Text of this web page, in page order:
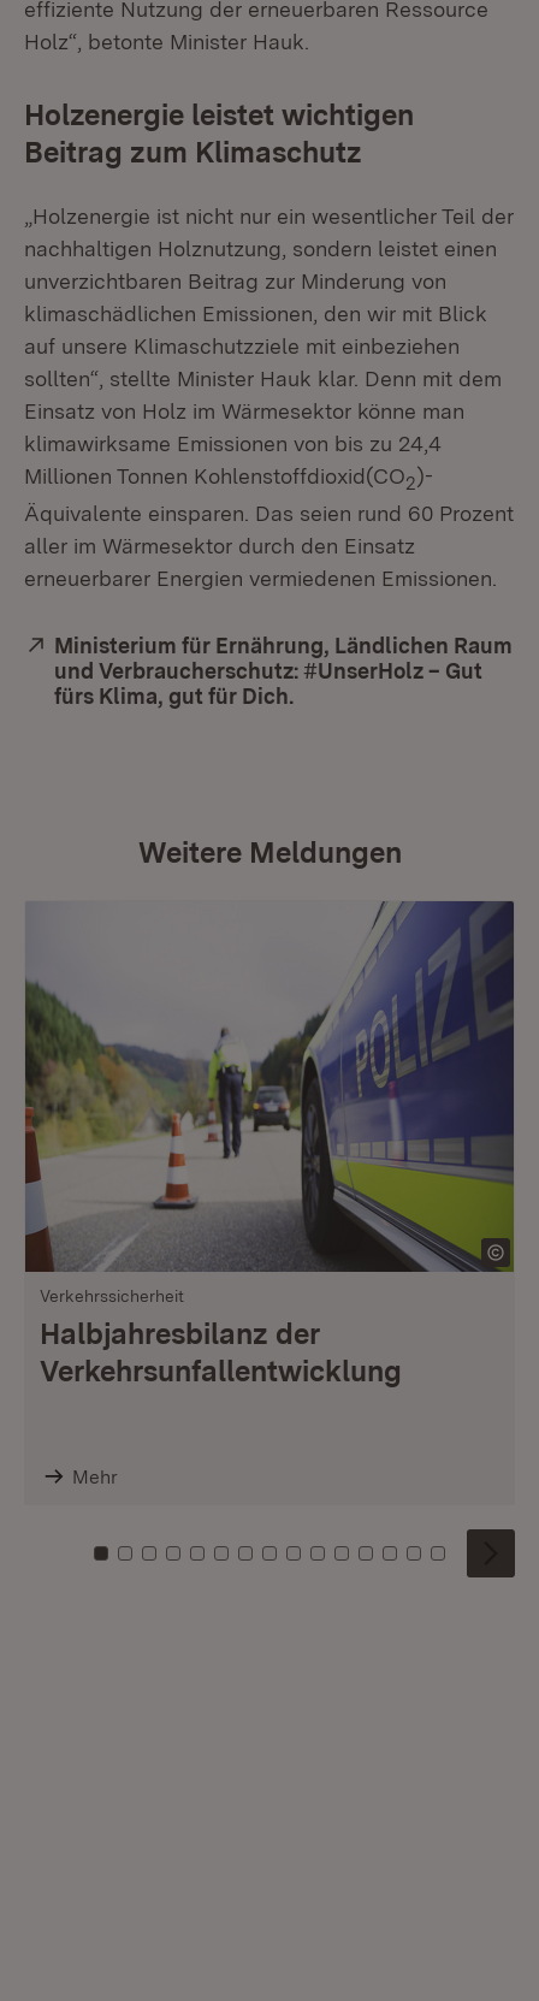
effiziente Nutzung der erneuerbaren Ressource
Holz“, betonte Minister Hauk.
Holzenergie leistet wichtigen
Beitrag zum Klimaschutz
„Holzenergie ist nicht nur ein wesentlicher Teil der
nachhaltigen Holznutzung, sondern leistet einen
unverzichtbaren Beitrag zur Minderung von
klimaschädlichen Emissionen, den wir mit Blick
auf unsere Klimaschutzziele mit einbeziehen
sollten“, stellte Minister Hauk klar. Denn mit dem
Einsatz von Holz im Wärmesektor könne man
klimawirksame Emissionen von bis zu 24,4
Millionen Tonnen Kohlenstoffdioxid(CO2)-
Äquivalente einsparen. Das seien rund 60 Prozent
aller im Wärmesektor durch den Einsatz
erneuerbarer Energien vermiedenen Emissionen.
Extern:
Ministerium für Ernährung, Ländlichen Raum
und Verbraucherschutz: #UnserHolz – Gut
fürs Klima, gut für Dich.
Weitere Meldungen
Verkehrssicherheit
Halbjahresbilanz der
Verkehrsunfallentwicklung
Mehr
Zu Kachel: 0
Zu Kachel: 1
Zu Kachel: 2
Zu Kachel: 3
Zu Kachel: 4
Zu Kachel: 5
Zu Kachel: 6
Zu Kachel: 7
Zu Kachel: 8
Zu Kachel: 9
Zu Kachel: 10
Zu Kachel: 11
Zu Kachel: 12
Zu Kachel:
Zu